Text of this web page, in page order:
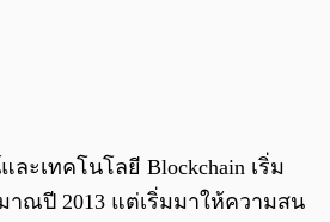
ะเทคโนโลยี Blockchain เริ่ม
าณปี 2013 แต่เริ่มมาให้ความสน